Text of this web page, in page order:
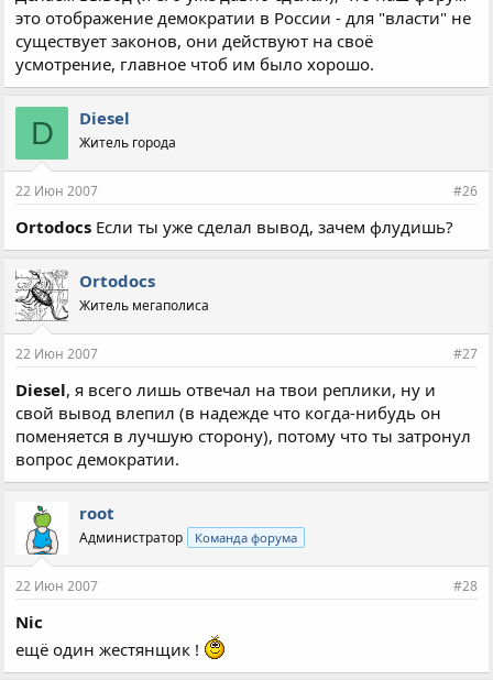
это отображение демократии в России - для "власти" не
существует законов, они действуют на своё
усмотрение, главное чтоб им было хорошо.
D Diesel
Житель города
22 Июн 2007 #26
Ortodocs Если ты уже сделал вывод, зачем флудишь?
Ortodocs
Житель мегаполиса
22 Июн 2007 #27
Diesel, я всего лишь отвечал на твои реплики, ну и
свой вывод влепил (в надежде что когда-нибудь он
поменяется в лучшую сторону), потому что ты затронул
вопрос демократии.
root
Администратор Команда форума
22 Июн 2007 #28
Nic
ещё один жестянщик !